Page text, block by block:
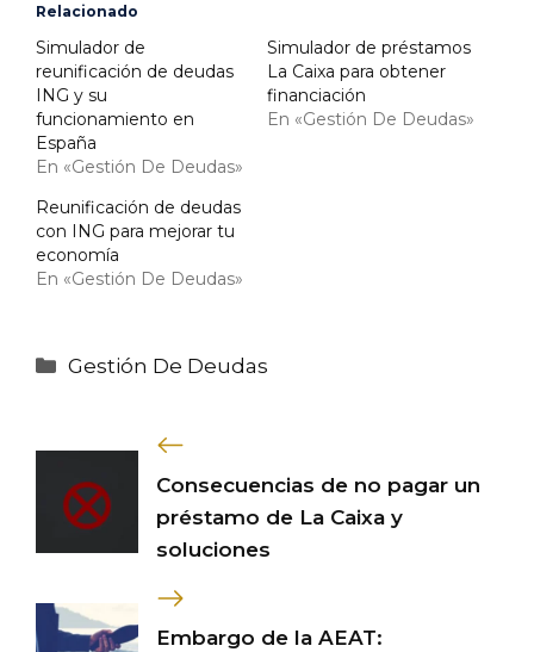
Relacionado
Simulador de
reunificación de deudas
ING y su
funcionamiento en
España
En «Gestión De Deudas»
Simulador de préstamos
La Caixa para obtener
financiación
En «Gestión De Deudas»
Reunificación de deudas
con ING para mejorar tu
economía
En «Gestión De Deudas»
Categorías
Gestión De Deudas
Consecuencias de no pagar un
préstamo de La Caixa y
soluciones
Embargo de la AEAT: